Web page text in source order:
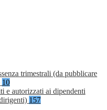
trimestrali (da pubblicare
10
e autorizzati ai dipendenti
157